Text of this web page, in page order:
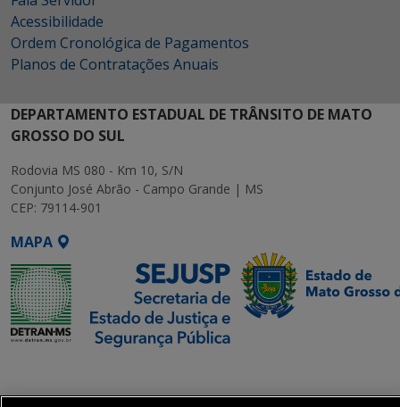
Acessibilidade
Ordem Cronológica de Pagamentos
Planos de Contratações Anuais
DEPARTAMENTO ESTADUAL DE TRÂNSITO DE MATO
GROSSO DO SUL
Rodovia MS 080 - Km 10, S/N
Conjunto José Abrão - Campo Grande | MS
CEP: 79114-901
MAPA
Executiva de